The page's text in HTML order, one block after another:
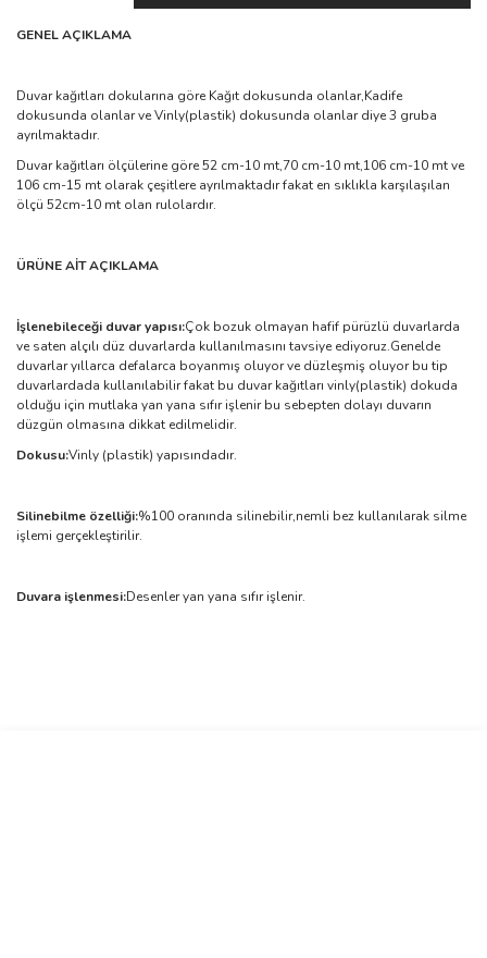
GENEL AÇIKLAMA
Duvar kağıtları dokularına göre Kağıt dokusunda olanlar,Kadife
dokusunda olanlar ve Vinly(plastik) dokusunda olanlar diye 3 gruba
ayrılmaktadır.
Duvar kağıtları ölçülerine göre 52 cm-10 mt,70 cm-10 mt,106 cm-10 mt ve
106 cm-15 mt olarak çeşitlere ayrılmaktadır fakat en sıklıkla karşılaşılan
ölçü 52cm-10 mt olan rulolardır.
ÜRÜNE AİT AÇIKLAMA
İşlenebileceği duvar yapısı:Çok bozuk olmayan hafif pürüzlü duvarlarda
ve saten alçılı düz duvarlarda kullanılmasını tavsiye ediyoruz.Genelde
duvarlar yıllarca defalarca boyanmış oluyor ve düzleşmiş oluyor bu tip
duvarlardada kullanılabilir fakat bu duvar kağıtları vinly(plastik) dokuda
olduğu için mutlaka yan yana sıfır işlenir bu sebepten dolayı duvarın
düzgün olmasına dikkat edilmelidir.
Dokusu:Vinly (plastik) yapısındadır.
Silinebilme özelliği:%100 oranında silinebilir,nemli bez kullanılarak silme
işlemi gerçekleştirilir.
Duvara işlenmesi:Desenler yan yana sıfır işlenir.